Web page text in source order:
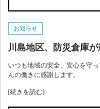
お知らせ
川島地区、防災倉庫が
いつも地域の安全、安心を守
んの働きに感謝します。
[続きを読む]